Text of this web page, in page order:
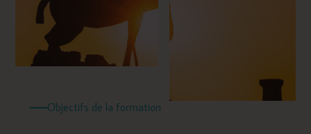
Objectifs de la formation